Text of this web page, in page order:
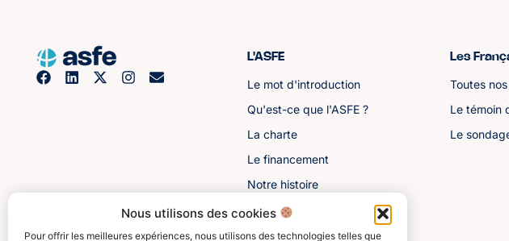
Nous utilisons des cookies
Pour offrir les meilleures expériences, nous utilisons des technologies telles que
L'ASFE
Le mot d'introduction
Qu'est-ce que l'ASFE ?
La charte
Le financement
Notre histoire
Les sénateurs
Les
Toutes
Le témoin
Le